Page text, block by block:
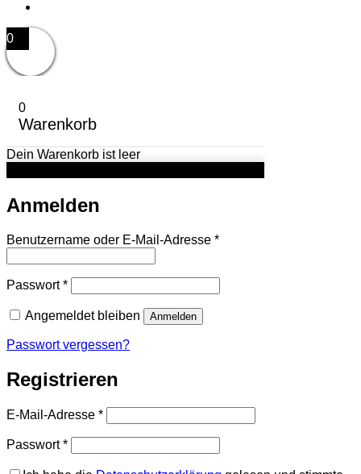
0
0
Warenkorb
Dein Warenkorb ist leer
Anmelden
Benutzername oder E-Mail-Adresse *Erforderlich
Passwort*Erforderlich
Angemeldet bleiben Anmelden
Passwort vergessen?
Registrieren
E-Mail-Adresse *Erforderlich
Passwort*Erforderlich